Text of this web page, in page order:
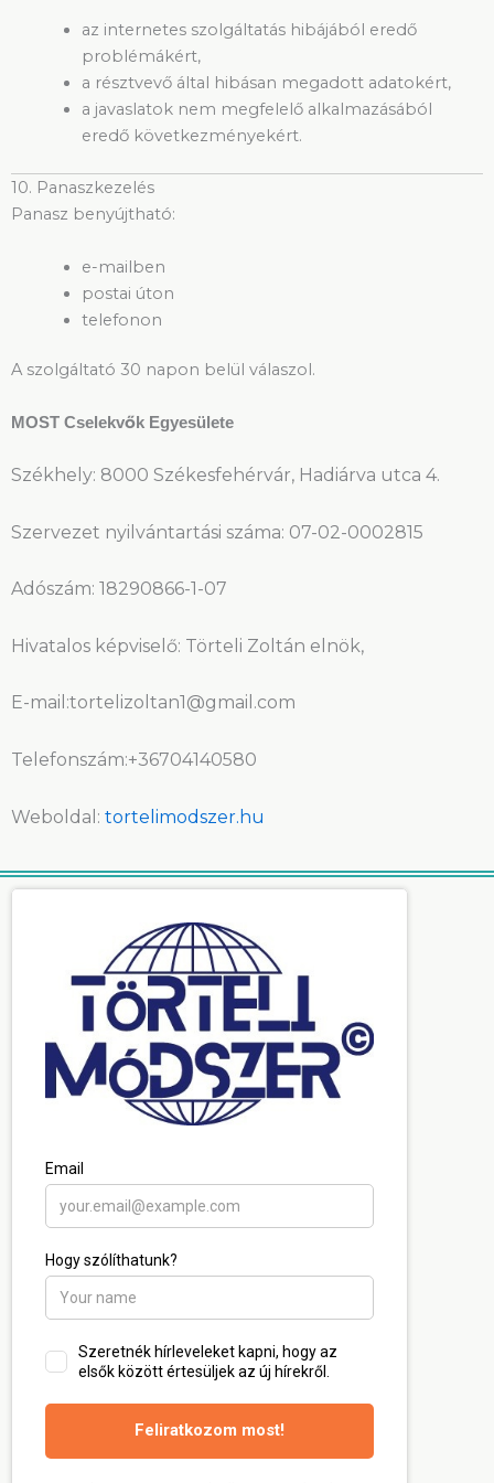
az internetes szolgáltatás hibájából eredő
problémákért,
a résztvevő által hibásan megadott adatokért,
a javaslatok nem megfelelő alkalmazásából
eredő következményekért.
10. Panaszkezelés
Panasz benyújtható:
e-mailben
postai úton
telefonon
A szolgáltató 30 napon belül válaszol.
MOST Cselekvők Egyesülete
Székhely: 8000 Székesfehérvár, Hadiárva utca 4.
Szervezet nyilvántartási száma: 07-02-0002815
Adószám: 18290866-1-07
Hivatalos képviselő: Törteli Zoltán elnök,
E-mail:tortelizoltan1@gmail.com
Telefonszám:+36704140580
Weboldal: tortelimodszer.hu